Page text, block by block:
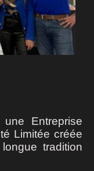
Entreprise
Limitée créée
tradition